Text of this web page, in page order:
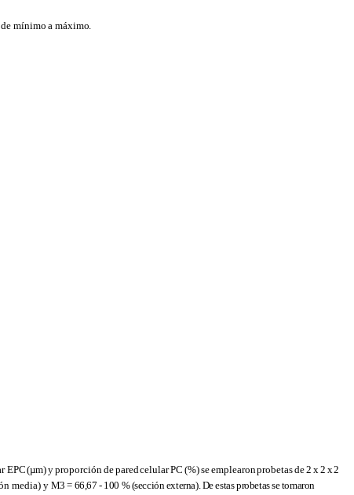
de mínimo a máximo.
EPC(µm)yproporción deparedcelularPC (%)seemplearonprobetasde2 x 2 x2
media) yM3 = 66,67 - 100 %(sección externa). De estasprobetas setomaron